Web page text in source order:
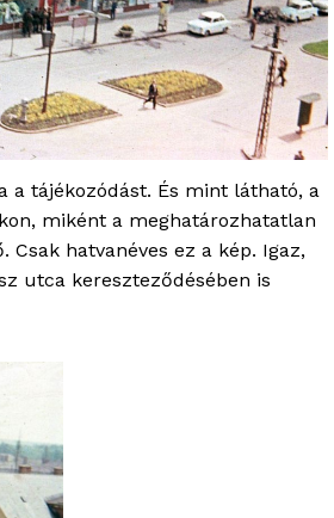
tájékozódást. És mint látható, a
miként a meghatározhatatlan
hatvanéves ez a kép. Igaz,
utca kereszteződésében is